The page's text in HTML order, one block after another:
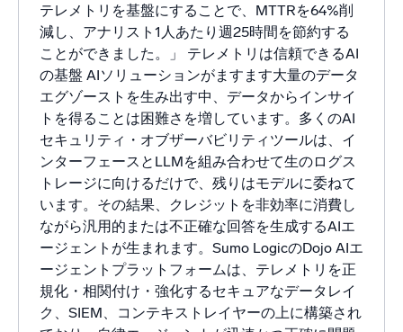
テレメトリを基盤にすることで、MTTRを64%削
減し、アナリスト1人あたり週25時間を節約する
ことができました。」 テレメトリは信頼できるAI
の基盤 AIソリューションがますます大量のデータ
エグゾーストを生み出す中、データからインサイ
トを得ることは困難さを増しています。多くのAI
セキュリティ・オブザーバビリティツールは、イ
ンターフェースとLLMを組み合わせて生のログス
トレージに向けるだけで、残りはモデルに委ねて
います。その結果、クレジットを非効率に消費し
ながら汎用的または不正確な回答を生成するAIエ
ージェントが生まれます。Sumo LogicのDojo AIエ
ージェントプラットフォームは、テレメトリを正
規化・相関付け・強化するセキュアなデータレイ
ク、SIEM、コンテキストレイヤーの上に構築され